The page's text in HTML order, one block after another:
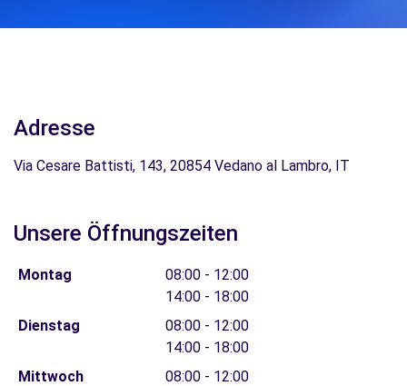
Adresse
Via Cesare Battisti, 143, 20854 Vedano al Lambro, IT
Unsere Öffnungszeiten
Montag
08:00 - 12:00
14:00 - 18:00
Dienstag
08:00 - 12:00
14:00 - 18:00
Mittwoch
08:00 - 12:00